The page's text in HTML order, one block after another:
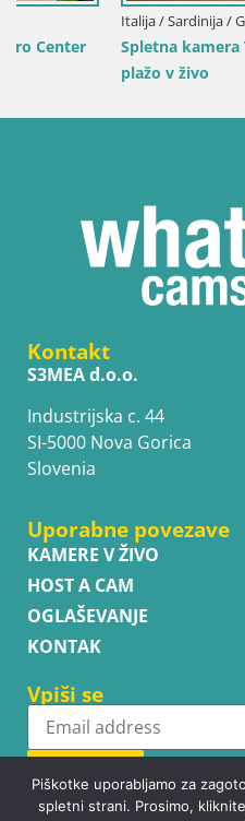
Italija / Sardinija / Golfo Aranci
Spletna kamera Terza
Kontakt
S3MEA d.o.o.
Industrijska c. 44
SI-5000 Nova Gorica
Slovenia
Uporabne povezave
KAMERE V ŽIVO
HOST A CAM
OGLAŠEVANJE
KONTAK
Vpiši se
Subscribe
Piškotke uporabljamo za
spletni strani. Prosimo,